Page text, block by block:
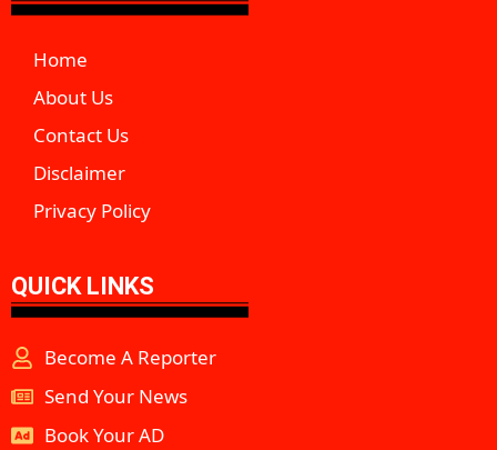
Home
About Us
Contact Us
Disclaimer
Privacy Policy
QUICK LINKS
Become A Reporter
Send Your News
Book Your AD